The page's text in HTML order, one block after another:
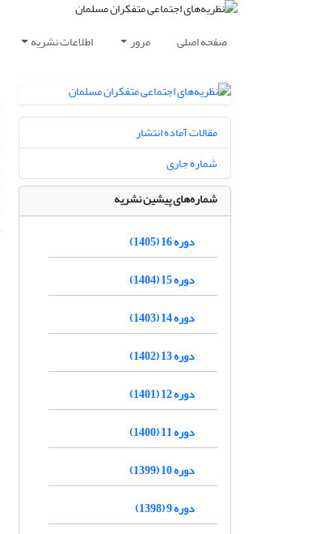
صفحه اصلی مرور اطلاعات نشریه
مقالات آماده انتشار
شماره جاری
شماره‌های پیشین نشریه
دوره 16 (1405)
دوره 15 (1404)
دوره 14 (1403)
دوره 13 (1402)
دوره 12 (1401)
دوره 11 (1400)
دوره 10 (1399)
دوره 9 (1398)